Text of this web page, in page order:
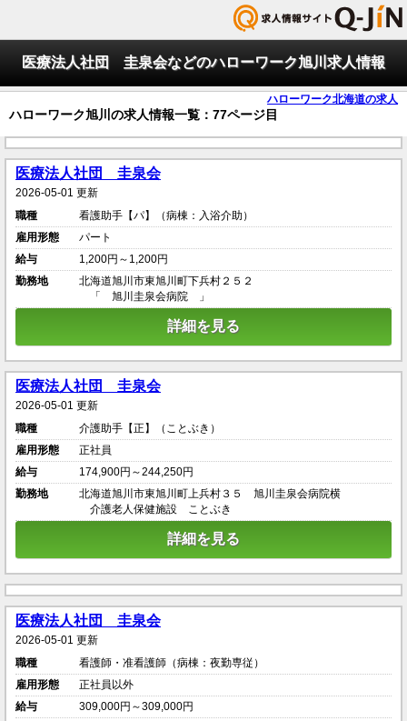
医療法人社団 圭泉会などのハローワーク旭川求人情報
ハローワーク北海道の求人
ハローワーク旭川の求人情報一覧：77ページ目
医療法人社団 圭泉会
2026-05-01 更新
職種
看護助手【パ】（病棟：入浴介助）
雇用形態
パート
給与
1,200円～1,200円
勤務地
北海道旭川市東旭川町下兵村２５２
「 旭川圭泉会病院 」
詳細を見る
医療法人社団 圭泉会
2026-05-01 更新
職種
介護助手【正】（ことぶき）
雇用形態
正社員
給与
174,900円～244,250円
勤務地
北海道旭川市東旭川町上兵村３５ 旭川圭泉会病院横
介護老人保健施設 ことぶき
詳細を見る
医療法人社団 圭泉会
2026-05-01 更新
職種
看護師・准看護師（病棟：夜勤専従）
雇用形態
正社員以外
給与
309,000円～309,000円